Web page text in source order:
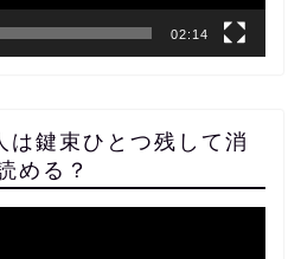
02:14
は鍵束ひとつ残して消
める？